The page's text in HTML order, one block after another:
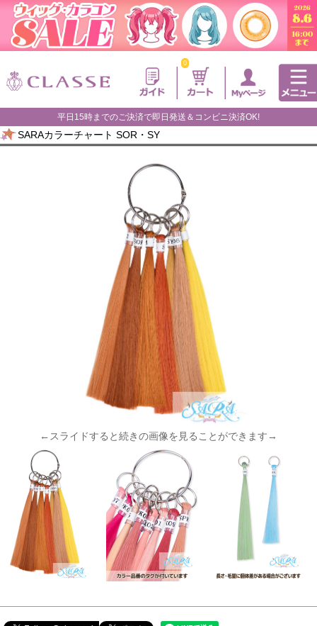
0
平日15時までのご決済で即日発送＆コンビニ決済OK!
SARAカラーチャート SOR・SY
←スライドすると続きの画像を見ることができます→